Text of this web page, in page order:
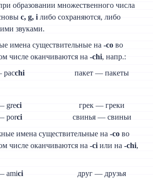
образовании множественного числа
c, g, i либо сохраняются, либо
звуками.
имена существительные на-co во
числе оканчиваются на-chi, напр.:
chi
пакет — пакеты
greci
грек — греки
porci
свинья — свиньи
имена существительные на-co во
числе оканчиваются на-ci или на-chi,
amici
друг — друзья